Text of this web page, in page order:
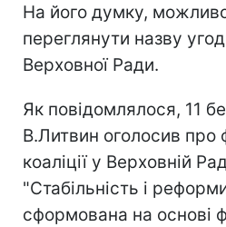
На його думку,
переглянути назву
Верховної Ради.
Як повідомлялося, 11
В.Литвин оголосив про
коаліції у Верховній
"Стабільність і
сформована на основі